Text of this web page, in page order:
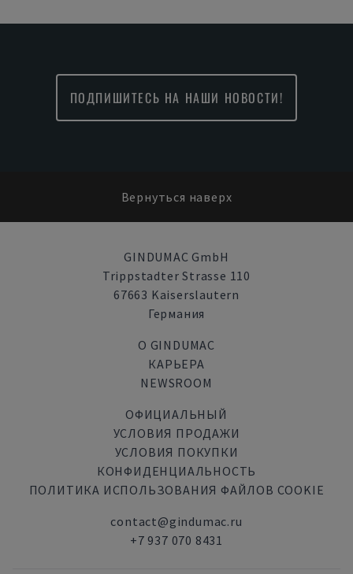
ПОДПИШИТЕСЬ НА НАШИ НОВОСТИ!
Вернуться наверх
GINDUMAC GmbH
Trippstadter Strasse 110
67663 Kaiserslautern
Германия
О GINDUMAC
КАРЬЕРА
NEWSROOM
ОФИЦИАЛЬНЫЙ
УСЛОВИЯ ПРОДАЖИ
УСЛОВИЯ ПОКУПКИ
КОНФИДЕНЦИАЛЬНОСТЬ
ПОЛИТИКА ИСПОЛЬЗОВАНИЯ ФАЙЛОВ COOKIE
contact@gindumac.ru
+7 937 070 8431